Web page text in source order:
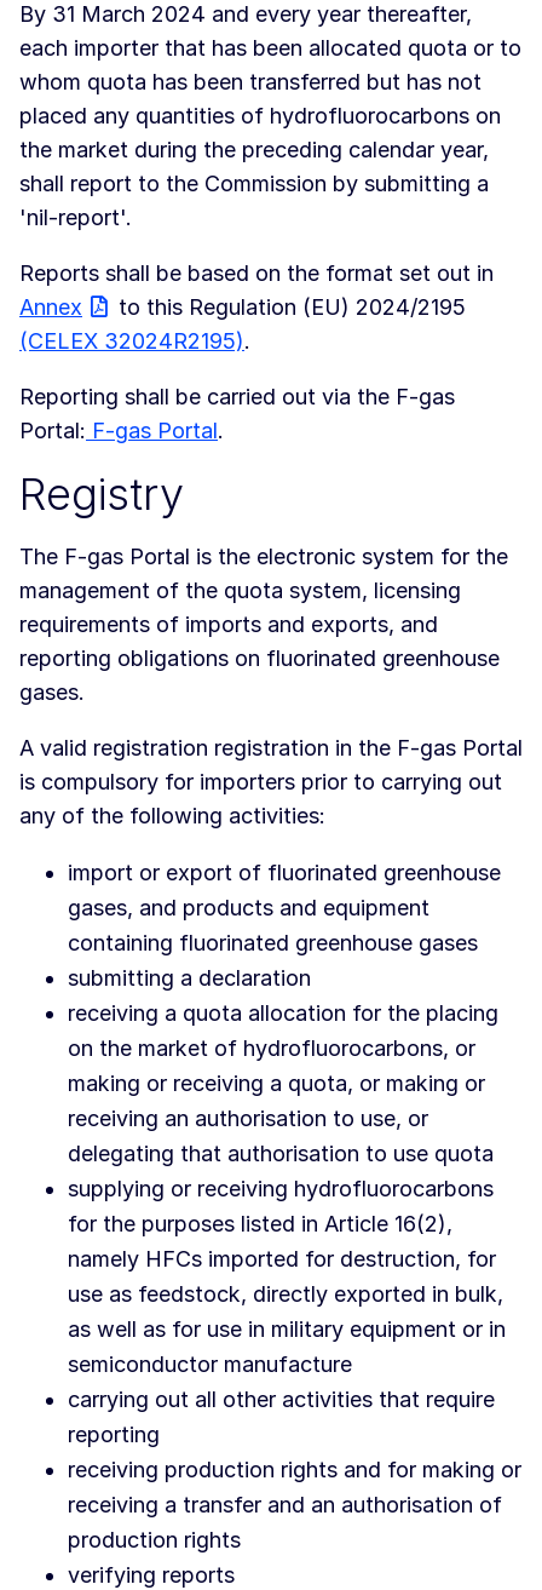
By 31 March 2024 and every year thereafter,
each importer that has been allocated quota or to
whom quota has been transferred but has not
placed any quantities of hydrofluorocarbons on
the market during the preceding calendar year,
shall report to the Commission by submitting a
'nil-report'.
Reports shall be based on the format set out in
Annex
to this Regulation (EU) 2024/2195
(CELEX 32024R2195).
Reporting shall be carried out via the F-gas
Portal: F-gas Portal.
Registry
The F-gas Portal is the electronic system for the
management of the quota system, licensing
requirements of imports and exports, and
reporting obligations on fluorinated greenhouse
gases.
A valid registration registration in the F-gas Portal
is compulsory for importers prior to carrying out
any of the following activities:
import or export of fluorinated greenhouse
gases, and products and equipment
containing fluorinated greenhouse gases
submitting a declaration
receiving a quota allocation for the placing
on the market of hydrofluorocarbons, or
making or receiving a quota, or making or
receiving an authorisation to use, or
delegating that authorisation to use quota
supplying or receiving hydrofluorocarbons
for the purposes listed in Article 16(2),
namely HFCs imported for destruction, for
use as feedstock, directly exported in bulk,
as well as for use in military equipment or in
semiconductor manufacture
carrying out all other activities that require
reporting
receiving production rights and for making or
receiving a transfer and an authorisation of
production rights
verifying reports